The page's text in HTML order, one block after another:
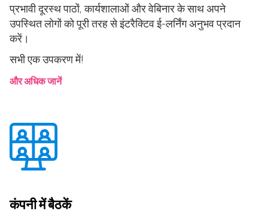
प्रभावी दूरस्थ पाठों, कार्यशालाओं और वेबिनार के साथ अपने
उपस्थित लोगों को पूरी तरह से इंटरैक्टिव ई-लर्निंग अनुभव प्रदान
करें।
सभी एक उपकरण में!
और अधिक जानें
कंपनी में बैठकें